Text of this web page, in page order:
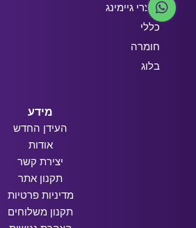
מוצרי גיימינג
כללי
חומרה
בלוג
מידע
העידן החדש
אודות
יצירת קשר
תקנון אתר
מדיניות פרטיות
תקנון משלוחים